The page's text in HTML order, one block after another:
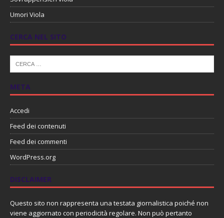
Umori Viola
CERCA NEL SITO
META
Accedi
Feed dei contenuti
Feed dei commenti
WordPress.org
DISCLAIMER
Questo sito non rappresenta una testata giornalistica poiché non
viene aggiornato con periodicità regolare. Non può pertanto